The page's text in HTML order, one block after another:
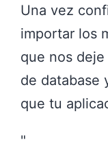
Una vez
importar los
que nos
de database
que tu
"